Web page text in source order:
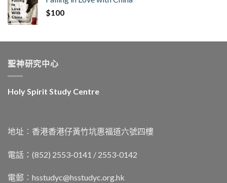
$100
聖神研究中心
Holy Spirit Study Centre
地址︰香港香港仔黃竹坑惠福道六號四樓
電話：(852) 2553-0141 / 2553-0142
電郵︰ hsstudyc@hsstudyc.org.hk